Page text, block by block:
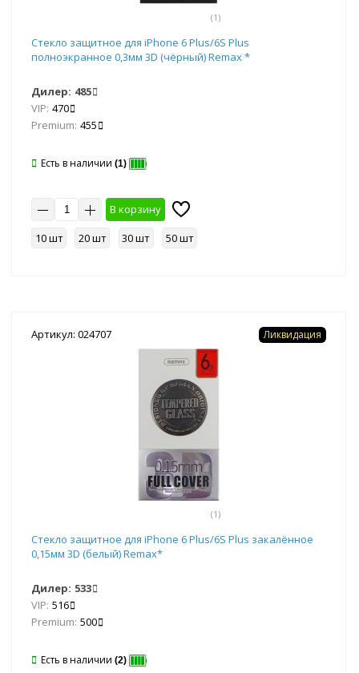
(1)
Стекло защитное для iPhone 6 Plus/6S Plus
полноэкранное 0,3мм 3D (чёрный) Remax *
Дилер: 485
VIP: 470
Premium: 455
Есть в наличии (1)
В корзину
10 шт
20 шт 30 шт 50 шт
Артикул: 024707
(1)
Ликвидация
Стекло защитное для iPhone 6 Plus/6S Plus закалённое
0,15мм 3D (белый) Remax*
Дилер: 533
VIP: 516
Premium: 500
Есть в наличии (2)